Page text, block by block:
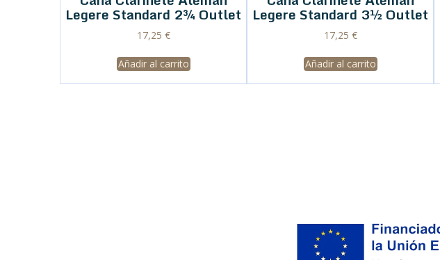
Legere Standard 2¾ Outlet
17,25 €
Añadir al carrito
Legere Standard 3½ Outlet
17,25 €
Añadir al carrito